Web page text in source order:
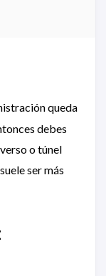
queda
debes
o túnel
ser más